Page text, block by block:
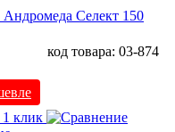
Селект 150
код товара: 03-874
клик